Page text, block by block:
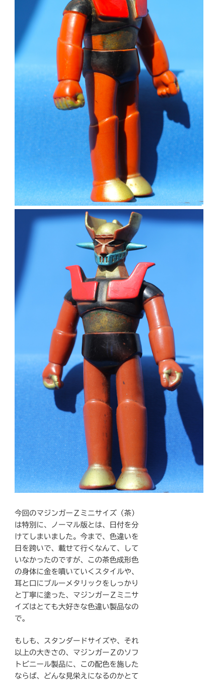
今回のマジンガーＺミニサイズ（茶）
は特別に、ノーマル版とは、日付を分
けてしまいました。今まで、色違いを
日を跨いで、載せて行くなんて、して
いなかったのですが、この茶色成形色
の身体に金を噴いていくスタイルや、
耳と口にブルーメタリックをしっかり
と丁寧に塗った、マジンガーＺミニサ
イズはとても大好きな色違い製品なの
で。
もしも、スタンダードサイズや、それ
以上の大きさの、マジンガーＺのソフ
トビニール製品に、この配色を施した
ならば、どんな見栄えになるのかとて